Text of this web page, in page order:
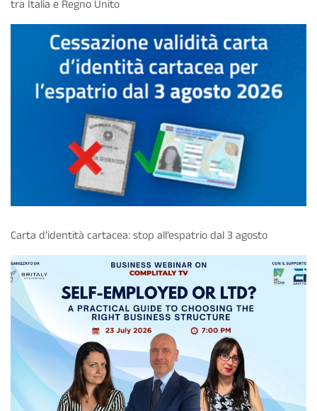
tra Italia e Regno Unito
Carta d’identità cartacea: stop all’espatrio dal 3 agosto